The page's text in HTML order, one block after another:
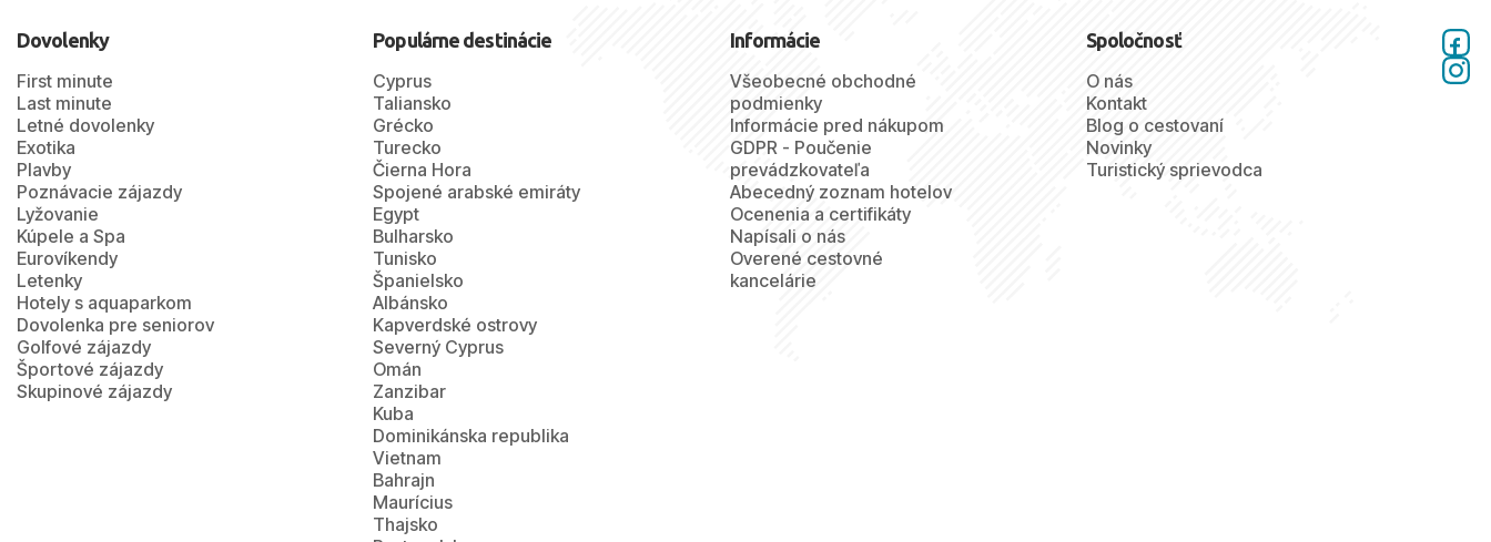
Dovolenky
First minute
Last minute
Letné dovolenky
Exotika
Plavby
Poznávacie zájazdy
Lyžovanie
Kúpele a Spa
Eurovíkendy
Letenky
Hotely s aquaparkom
Dovolenka pre seniorov
Golfové zájazdy
Športové zájazdy
Skupinové zájazdy
Populárne destinácie
Cyprus
Taliansko
Grécko
Turecko
Čierna Hora
Spojené arabské emiráty
Egypt
Bulharsko
Tunisko
Španielsko
Albánsko
Kapverdské ostrovy
Severný Cyprus
Omán
Zanzibar
Kuba
Dominikánska republika
Vietnam
Bahrajn
Maurícius
Thajsko
Informácie
Všeobecné obchodné
podmienky
Informácie pred nákupom
GDPR - Poučenie
prevádzkovateľa
Abecedný zoznam hotelov
Ocenenia a certifikáty
Napísali o nás
Overené cestovné
kancelárie
Spoločnosť
O nás
Kontakt
Blog o cestovaní
Novinky
Turistický sprievodca